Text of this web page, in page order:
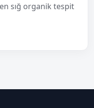
sığ organik tespit